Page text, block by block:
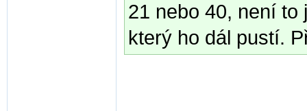
21 nebo 40, není to
který ho dál pustí.